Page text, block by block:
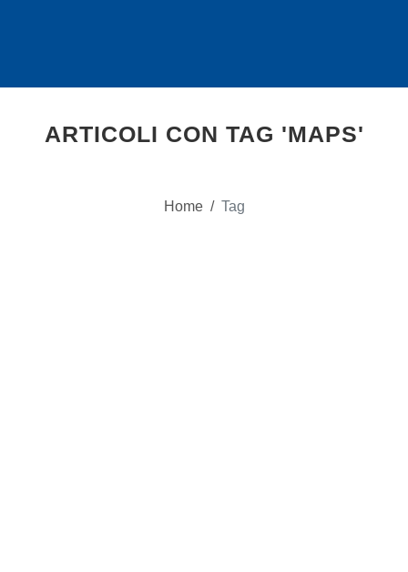
ARTICOLI CON TAG 'MAPS'
Home / Tag